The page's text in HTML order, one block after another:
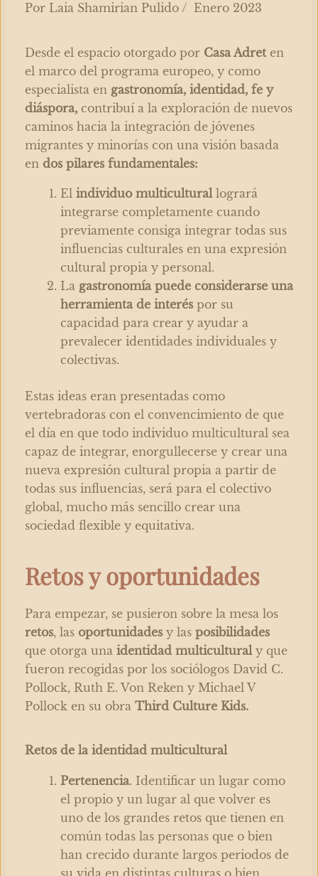
Por Laia Shamirian Pulido / Enero 2023
Desde el espacio otorgado por Casa Adreten
el marco del programa europeo, y como
especialista en gastronomía, identidad, fe y
diáspora, contribuí a la exploración de nuevos
caminos hacia la integración de jóvenes
migrantes y minorías con una visión basada
en dos pilares fundamentales:
El individuo multicultural logrará
integrarse completamente cuando
previamente consiga integrar todas sus
influencias culturales en una expresión
cultural propia y personal.
La gastronomía puede considerarse una
herramienta de interéspor su
capacidad para crear y ayudar a
prevalecer identidades individuales y
colectivas.
Estas ideas eran presentadas como
vertebradoras con el convencimiento de que
el día en que todo individuo multicultural sea
capaz de integrar, enorgullecerse y crear una
nueva expresión cultural propia a partir de
todas sus influencias, será para el colectivo
global, mucho más sencillo crear una
sociedad flexible y equitativa.
Retos y oportunidades
Para empezar, se pusieron sobre la mesa los
retos, las oportunidades y lasposibilidades
que otorga unaidentidad multiculturaly que
fueron recogidas por los sociólogos David C.
Pollock, Ruth E. Von Reken y Michael V
Pollock en su obraThird Culture Kids.
Retos de la identidad multicultural
Pertenencia. Identificar un lugar como
el propio y un lugar al que volver es
uno de los grandes retos que tienen en
común todas las personas que o bien
han crecido durante largos periodos de
su vida en distintas culturas o bien